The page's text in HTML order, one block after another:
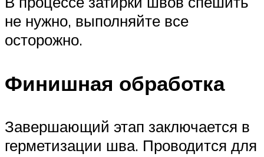
не нужно, выполняйте все
осторожно.
Финишная обработка
Завершающий этап заключается в
герметизации шва. Проводится для